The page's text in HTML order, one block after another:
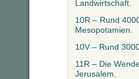
Landwirtschaft.
10R – Rund
Mesopotamien.
10V – Rund
11R – Die
Jerusalem.